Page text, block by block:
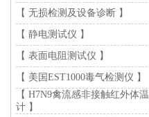
【 无损检测及设备诊断 】
【 静电测试仪 】
【 表面电阻测试仪 】
【 美国EST1000毒气检测仪 】
【 H7N9禽流感非接触红外体温
计 】